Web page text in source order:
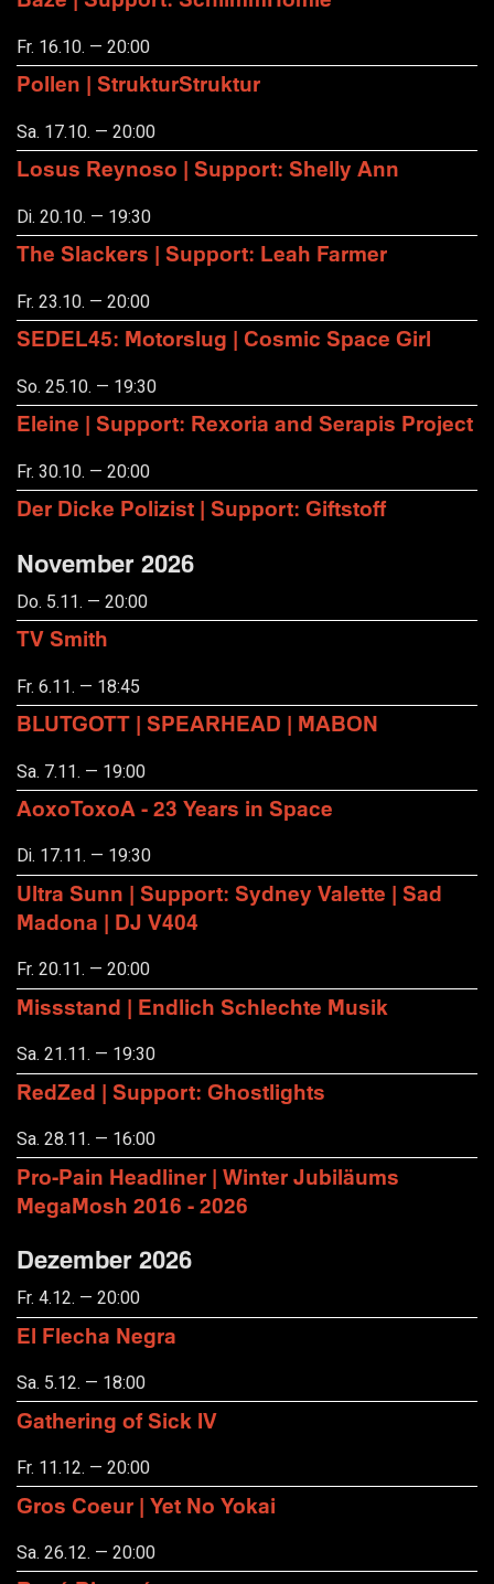
Fr. 16.10. — 20:00
Pollen | StrukturStruktur
Sa. 17.10. — 20:00
Losus Reynoso | Support: Shelly Ann
Di. 20.10. — 19:30
The Slackers | Support: Leah Farmer
Fr. 23.10. — 20:00
SEDEL45: Motorslug | Cosmic Space Girl
So. 25.10. — 19:30
Eleine | Support: Rexoria and Serapis Project
Fr. 30.10. — 20:00
Der Dicke Polizist | Support: Giftstoff
November 2026
Do. 5.11. — 20:00
TV Smith
Fr. 6.11. — 18:45
BLUTGOTT | SPEARHEAD | MABON
Sa. 7.11. — 19:00
AoxoToxoA - 23 Years in Space
Di. 17.11. — 19:30
Ultra Sunn | Support: Sydney Valette | Sad
Madona | DJ V404
Fr. 20.11. — 20:00
Missstand | Endlich Schlechte Musik
Sa. 21.11. — 19:30
RedZed | Support: Ghostlights
Sa. 28.11. — 16:00
Pro-Pain Headliner | Winter Jubiläums
MegaMosh 2016 - 2026
Dezember 2026
Fr. 4.12. — 20:00
El Flecha Negra
Sa. 5.12. — 18:00
Gathering of Sick IV
Fr. 11.12. — 20:00
Gros Coeur | Yet No Yokai
Sa. 26.12. — 20:00